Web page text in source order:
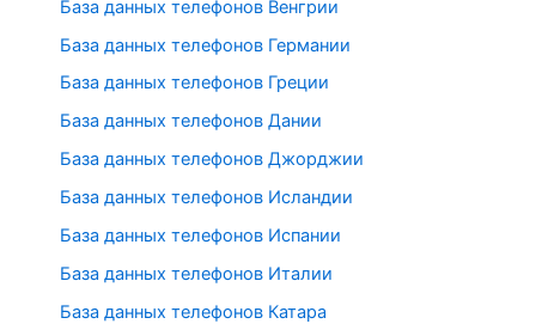
База данных телефонов Венгрии
База данных телефонов Германии
База данных телефонов Греции
База данных телефонов Дании
База данных телефонов Джорджии
База данных телефонов Исландии
База данных телефонов Испании
База данных телефонов Италии
База данных телефонов Катара